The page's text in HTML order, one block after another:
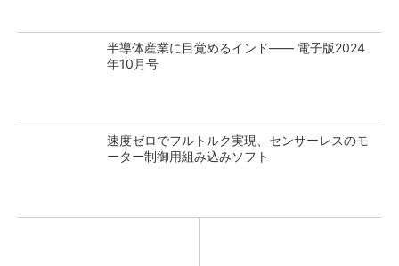
半導体産業に目覚めるインド―― 電子版2024
年10月号
速度ゼロでフルトルク実現、センサーレスのモ
ーター制御用組み込みソフト